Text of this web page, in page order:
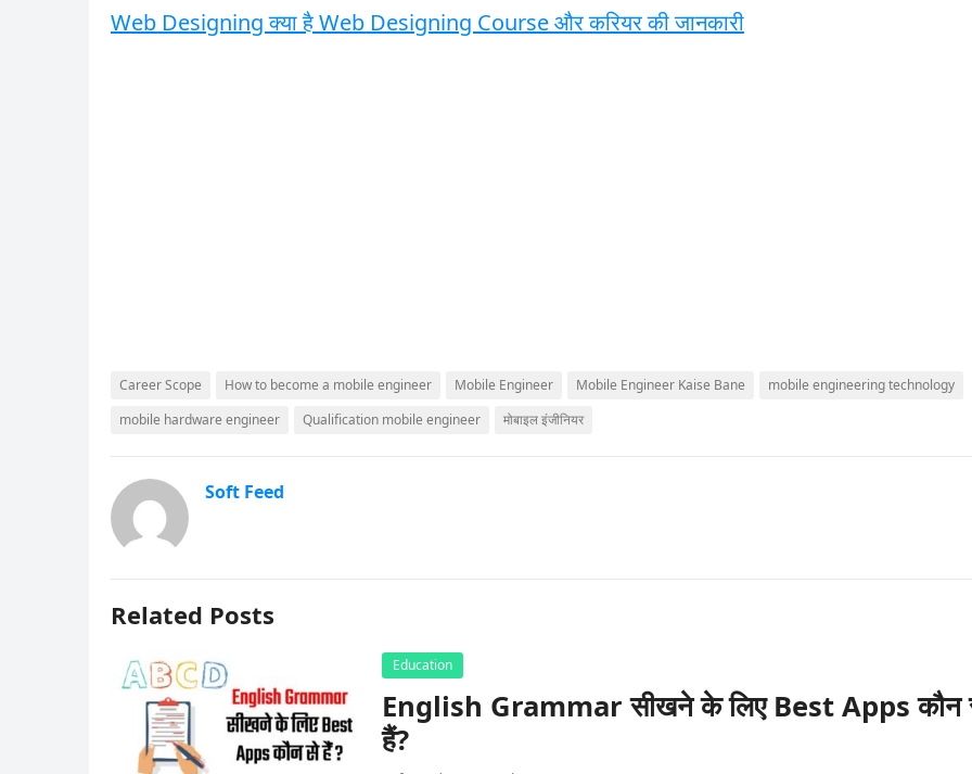
Web Designing क्या है Web Designing Course और करियर की जानकारी
Career Scope How to become a mobile engineer Mobile Engineer Mobile Engineer Kaise Bane
mobile engineering technology
mobile hardware engineer
Qualification mobile engineer मोबाइल इंजीनियर
Soft Feed
Related Posts
Education
English Grammar सीखने के लिए Best Apps कौन
हैं?